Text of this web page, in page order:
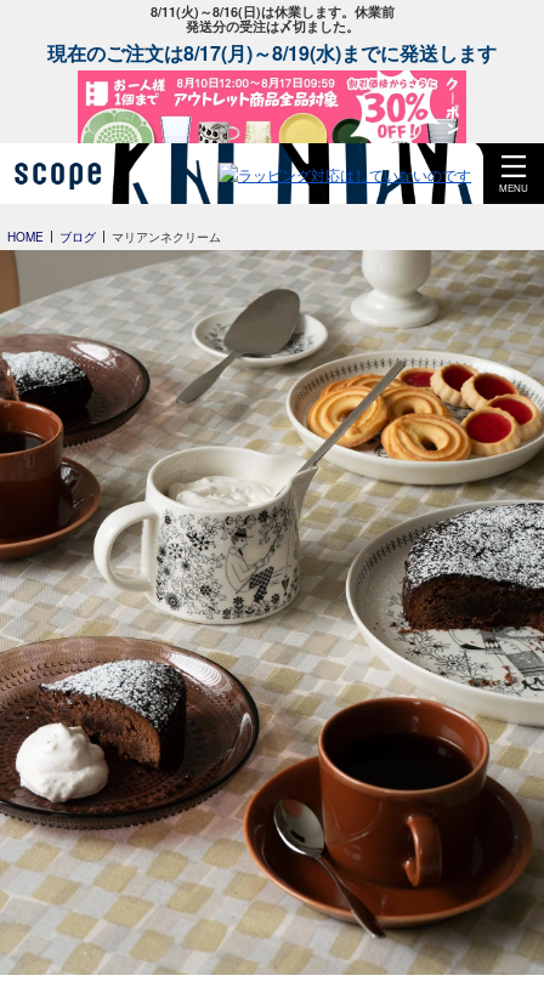
8/11(火)～8/16(日)は休業します。休業前
発送分の受注は〆切ました。
現在のご注文は8/17(月)～8/19(水)までに発送します
MENU
HOME ブログ マリアンネクリーム